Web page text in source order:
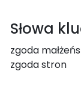
Słowa
zgoda
zgoda stron